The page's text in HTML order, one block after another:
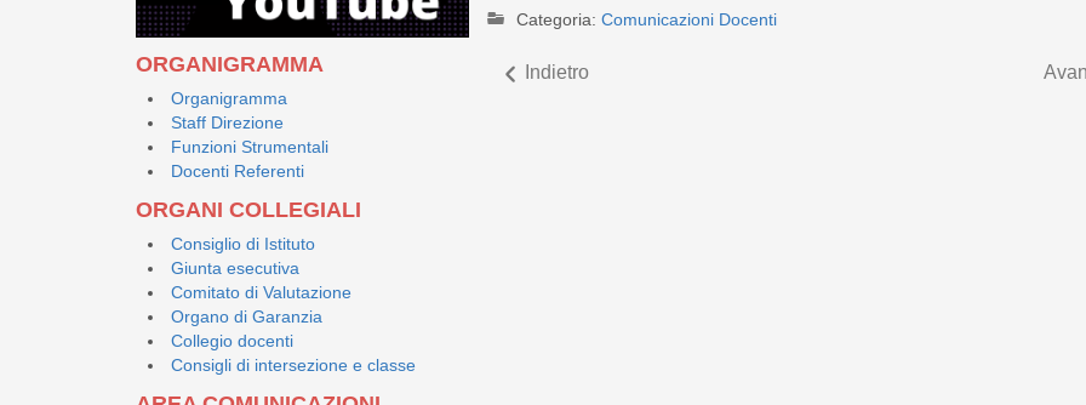
ORGANIGRAMMA
Organigramma
Staff Direzione
Funzioni Strumentali
Docenti Referenti
ORGANI COLLEGIALI
Consiglio di Istituto
Giunta esecutiva
Comitato di Valutazione
Organo di Garanzia
Collegio docenti
Consigli di intersezione e classe
Categoria: Comunicazioni Docenti
Indietro